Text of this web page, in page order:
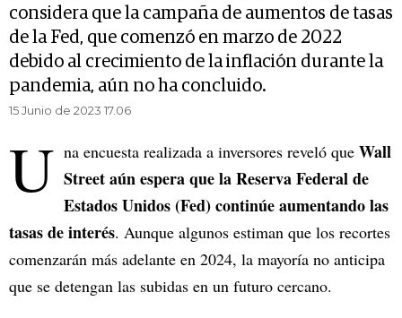
considera que la campaña de aumentos de tasas
de la Fed, que comenzó en marzo de 2022
debido al crecimiento de la inflación durante la
pandemia, aún no ha concluido.
15 Junio de 2023 17.06
U na encuesta realizada a inversores reveló que Wall
Street aún espera que la Reserva Federal de
Estados Unidos (Fed) continúe aumentando las
tasas de interés. Aunque algunos estiman que los recortes
comenzarán más adelante en 2024, la mayoría no anticipa
que se detengan las subidas en un futuro cercano.